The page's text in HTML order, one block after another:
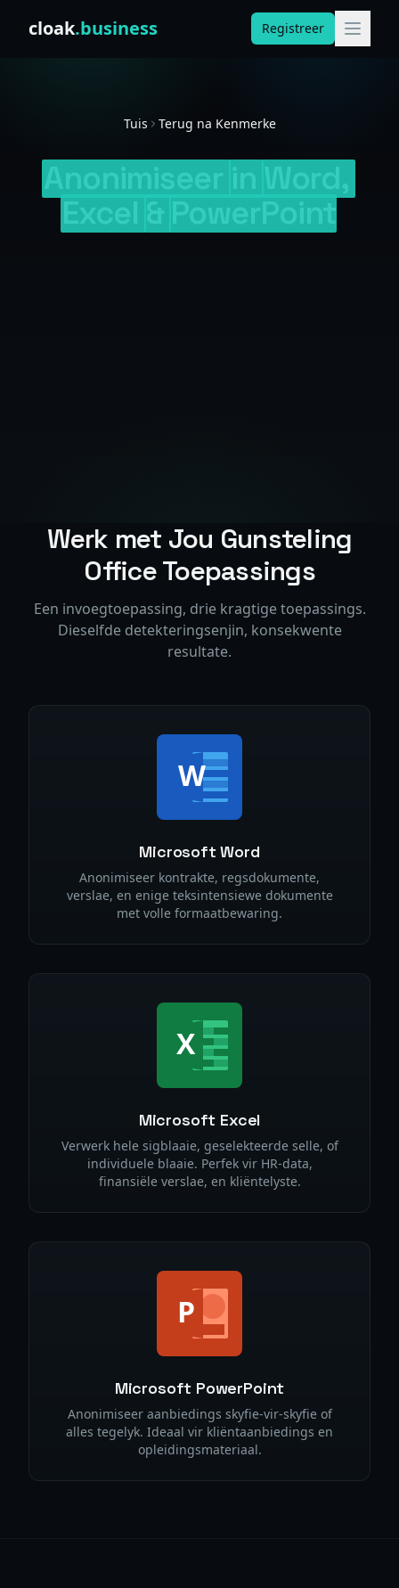
cloak.business Registreer
Tuis Terug na Kenmerke
Werk met Jou Gunsteling
Office Toepassings
Een invoegtoepassing, drie kragtige toepassings.
Dieselfde detekteringsenjin, konsekwente
resultate.
Microsoft Word
Anonimiseer kontrakte, regsdokumente,
verslae, en enige teksintensiewe dokumente
met volle formaatbewaring.
Microsoft Excel
Verwerk hele sigblaaie, geselekteerde selle, of
individuele blaaie. Perfek vir HR-data,
finansiële verslae, en kliëntelyste.
Microsoft PowerPoint
Anonimiseer aanbiedings skyfie-vir-skyfie of
alles tegelyk. Ideaal vir kliëntaanbiedings en
opleidingsmateriaal.